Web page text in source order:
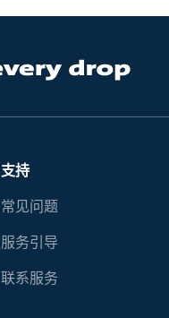
支持
常见问题
服务引导
联系服务